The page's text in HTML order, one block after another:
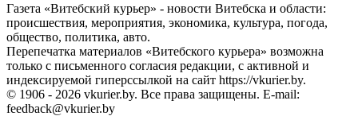
Газета «Витебский курьер» - новости Витебска и области:
происшествия, мероприятия, экономика, культура, погода,
общество, политика, авто.
Перепечатка материалов «Витебского курьера» возможна
только с письменного согласия редакции, с активной и
индексируемой гиперссылкой на сайт https://vkurier.by.
© 1906 - 2026 vkurier.by. Все права защищены. E-mail:
feedback@vkurier.by